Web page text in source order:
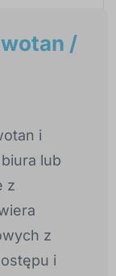
wotan /
i
lub
z
z
i